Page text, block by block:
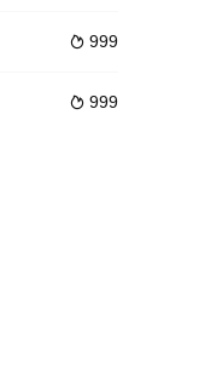
物体的能力——念力。此时
 999
 999